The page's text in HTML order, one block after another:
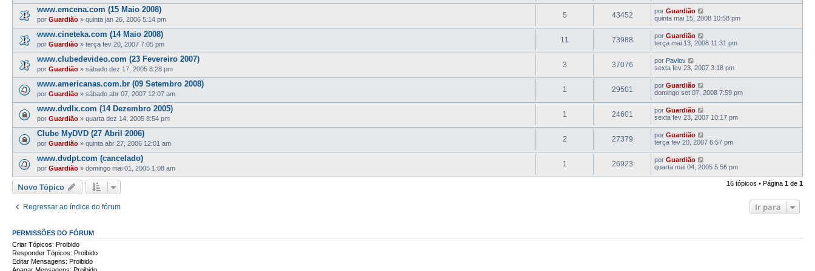
www.emcena.com (15 Maio 2008)
por Guardião » quinta jan 26, 2006 5:14 pm
5 43452 por Guardião
quinta mai 15, 2008 10:58 pm
www.cineteka.com (14 Maio 2008)
por Guardião » terça fev 20, 2007 7:05 pm
11 73988 por Guardião
terça mai 13, 2008 11:31 pm
www.clubedevideo.com (23 Fevereiro 2007)
por Guardião » sábado dez 17, 2005 8:28 pm
3 37076 por Pavlov
sexta fev 23, 2007 3:18 pm
www.americanas.com.br (09 Setembro 2008)
por Guardião » sábado abr 07, 2007 12:07 am
1 29501 por Guardião
domingo set 07, 2008 7:59 pm
www.dvdlx.com (14 Dezembro 2005)
por Guardião » quarta dez 14, 2005 8:54 pm
1 24601 por Guardião
sexta fev 23, 2007 10:17 pm
Clube MyDVD (27 Abril 2006)
por Guardião » quinta abr 27, 2006 12:01 am
2 27379 por Guardião
terça fev 20, 2007 6:57 pm
www.dvdpt.com (cancelado)
por Guardião » domingo mai 01, 2005 1:08 am
1 26923 por Guardião
quarta mai 04, 2005 5:56 pm
Novo Tópico 16 tópicos • Página 1 de 1
Regressar ao índice do fórum Ir para
PERMISSÕES DO FÓRUM
Criar Tópicos: Proibido
Responder Tópicos: Proibido
Editar Mensagens: Proibido